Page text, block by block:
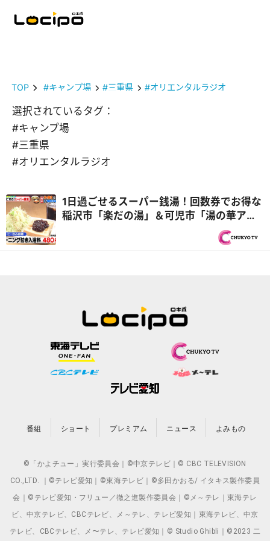
TOP #キャンプ場 #三重県 #オリエンタルラジオ
選択されているタグ：
#キャンプ場
#三重県
#オリエンタルラジオ
1日過ごせるスーパー銭湯！回数券でお得な
稲沢市「楽だの湯」＆可児市「湯の華アイ
ランド」で豪華食材BBQ『PS純金（ゴール
番組 ショート プレミアム ニュース よみもの
©「かよチュー」実行委員会｜©中京テレビ｜© CBC TELEVISION
CO.,LTD. ｜©テレビ愛知｜©東海テレビ｜©多田かおる/ イタキス製作委員
会｜©テレビ愛知・フリュー／徹之進製作委員会｜©メ～テレ｜東海テレ
ビ、中京テレビ、CBCテレビ、メ～テレ、テレビ愛知｜東海テレビ、中京
テレビ、CBCテレビ、メ〜テレ、テレビ愛知｜© Studio Ghibli｜©2023 二